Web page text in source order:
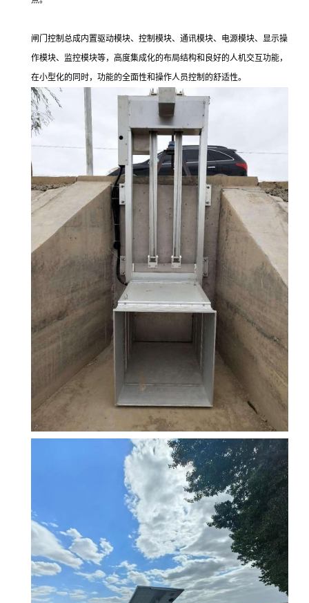
闸门控制总成内置驱动模块、控制模块、通讯模块、电源模块、显示操
作模块、监控模块等，高度集成化的布局结构和良好的人机交互功能，
在小型化的同时，功能的全面性和操作人员控制的舒适性。